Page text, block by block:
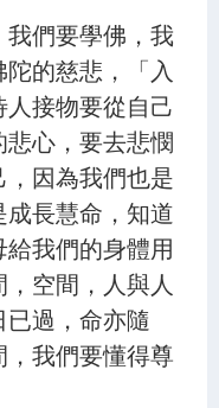
們要學佛，我
的慈悲，「入
接物要從自己
心，要去悲憫
因為我們也是
長慧命，知道
我們的身體用
空間，人與人
過，命亦隨
我們要懂得尊